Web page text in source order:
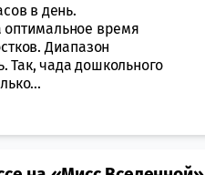
в день.
оптимальное время
Диапазон
Так, чада дошкольного